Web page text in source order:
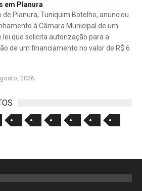
em Planura
de Planura, Tuniquim Botelho, anunciou
à Câmara Municipal de um
lei que solicita autorização para a
de um financiamento no valor de R$ 6
2026